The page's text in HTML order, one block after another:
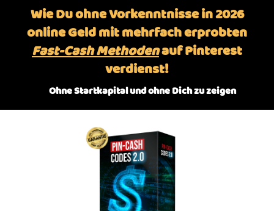
Wie Du ohne Vorkenntnisse in 2026
online Geld mit mehrfach erprobten
Fast-Cash Methodenauf Pinterest
verdienst!
Ohne Startkapital und ohne Dich zu zeigen